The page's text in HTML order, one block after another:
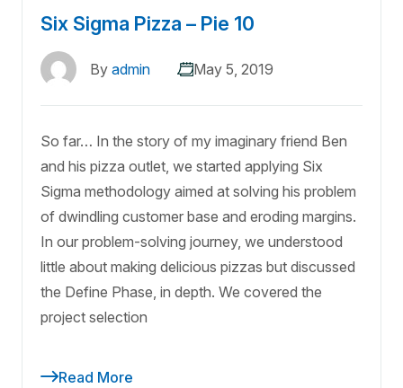
Six Sigma Pizza – Pie 10
By admin May 5, 2019
So far… In the story of my imaginary friend Ben
and his pizza outlet, we started applying Six
Sigma methodology aimed at solving his problem
of dwindling customer base and eroding margins.
In our problem-solving journey, we understood
little about making delicious pizzas but discussed
the Define Phase, in depth. We covered the
project selection
Read More